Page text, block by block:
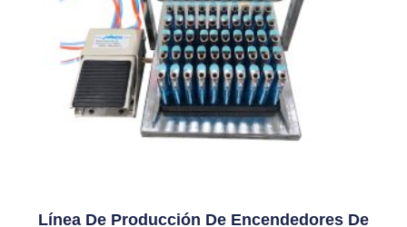
Línea De Producción De Encendedores De